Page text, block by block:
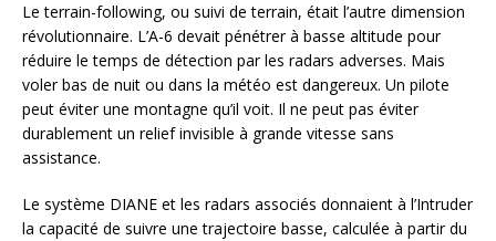
Le terrain-following, ou suivi de terrain, était l’autre dimension
révolutionnaire. L’A-6 devait pénétrer à basse altitude pour
réduire le temps de détection par les radars adverses. Mais
voler bas de nuit ou dans la météo est dangereux. Un pilote
peut éviter une montagne qu’il voit. Il ne peut pas éviter
durablement un relief invisible à grande vitesse sans
assistance.
Le système DIANE et les radars associés donnaient à l’Intruder
la capacité de suivre une trajectoire basse, calculée à partir du